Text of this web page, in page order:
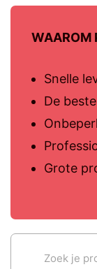
WAAROM
Snelle
De
Grote